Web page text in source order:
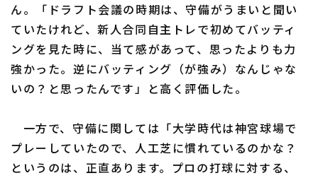
利用規約 プライバシーポリシー
特定商取引法の表示 アルバイト募集
ん。「ドラフト会議の時期は、守備がうまいと聞い
ていたけれど、新人合同自主トレで初めてバッティ
ングを見た時に、当て感があって、思ったよりも力
強かった。逆にバッティング（が強み）なんじゃな
いの？と思ったんです」と高く評価した。
一方で、守備に関しては「大学時代は神宮球場で
プレーしていたので、人工芝に慣れているのかな？
というのは、正直あります。プロの打球に対する、